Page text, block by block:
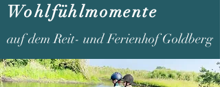
Wohlfühlmomente
auf dem Reit- und Ferienhof Goldberg